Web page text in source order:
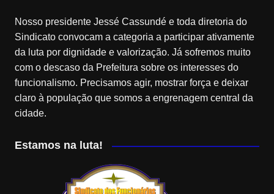
Nosso presidente Jessé Cassundé e toda diretoria do
Sindicato convocam a categoria a participar ativamente
da luta por dignidade e valorização. Já sofremos muito
com o descaso da Prefeitura sobre os interesses do
funcionalismo. Precisamos agir, mostrar força e deixar
claro à população que somos a engrenagem central da
cidade.
Estamos na luta!